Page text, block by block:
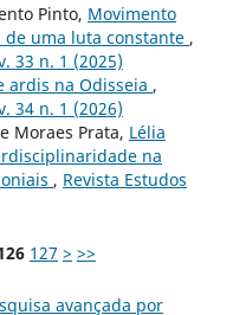
Pinto, Movimento
de uma luta constante ,
33 n. 1 (2025)
ardis na Odisseia ,
34 n. 1 (2026)
Moraes Prata, Lélia
na
, Revista Estudos
127 > >>
avançada por